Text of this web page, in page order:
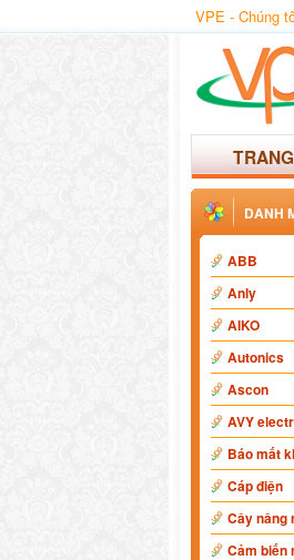
VPE - Chúng
DANH
ABB
Anly
AIKO
Autonics
Ascon
AVY
Báo mất
Cáp điện
Cây nâng
Cảm biến